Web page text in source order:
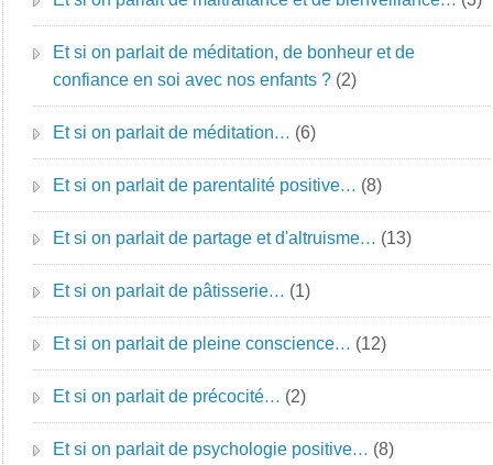
Et si on parlait de méditation, de bonheur et de
confiance en soi avec nos enfants ? (2)
Et si on parlait de méditation… (6)
Et si on parlait de parentalité positive… (8)
Et si on parlait de partage et d'altruisme… (13)
Et si on parlait de pâtisserie… (1)
Et si on parlait de pleine conscience… (12)
Et si on parlait de précocité… (2)
Et si on parlait de psychologie positive… (8)